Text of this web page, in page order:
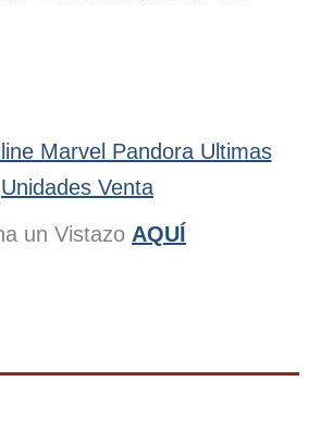
un Vistazo AQUÍ